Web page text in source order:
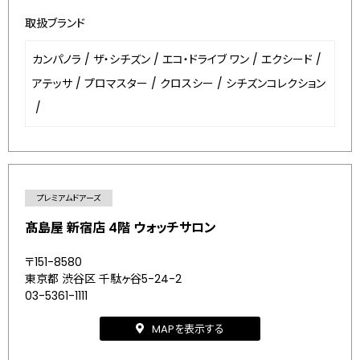
取扱ブランド
カンパノラ / ザ・シチズン / エコ・ドライブ ワン / エクシード /
アテッサ / プロマスター / クロスシー / シチズンコレクション
/
プレミアムドアーズ
髙島屋 新宿店 4階 ウォッチサロン
〒151-8580
東京都 渋谷区 千駄ヶ谷5-24-2
03-5361-1111
MAPを表示する